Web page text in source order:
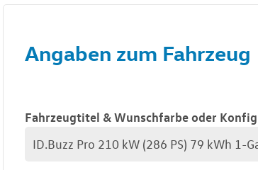
Angaben zum Fahrzeug
Fahrzeugtitel & Wunschfarbe oder